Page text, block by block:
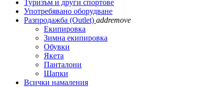
Туризъм и други спортове
Употребявано оборудване
Разпродажба (Outlet) addremove
Екипировка
Зимна екипировка
Обувки
Якета
Панталони
Шапки
Всички намаления